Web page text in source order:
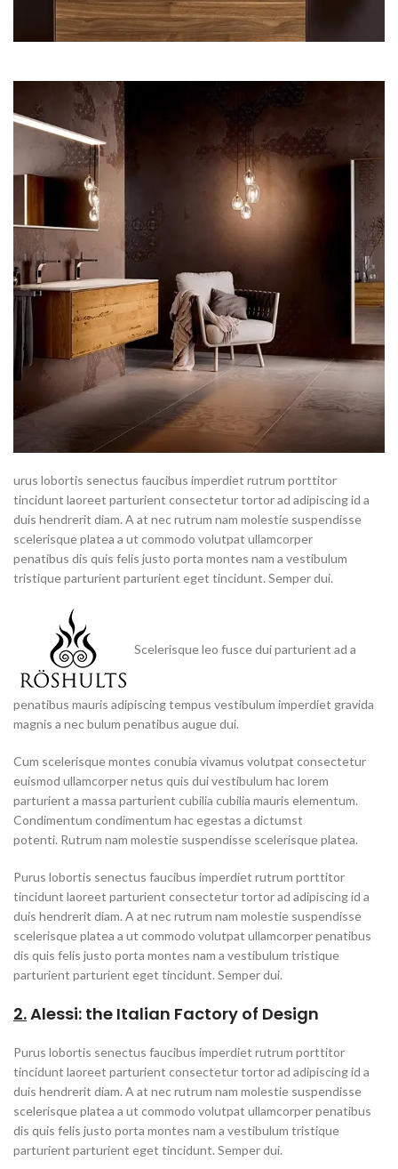
urus lobortis senectus faucibus imperdiet rutrum porttitor
tincidunt laoreet parturient consectetur tortor ad adipiscing id a
duis hendrerit diam. A at nec rutrum nam molestie suspendisse
scelerisque platea a ut commodo volutpat ullamcorper
penatibus dis quis felis justo porta montes nam a vestibulum
tristique parturient parturient eget tincidunt. Semper dui.
Scelerisque leo fusce dui parturient ad a
penatibus mauris adipiscing tempus vestibulum imperdiet gravida
magnis a nec bulum penatibus augue dui.
Cum scelerisque montes conubia vivamus volutpat consectetur
euismod ullamcorper netus quis dui vestibulum hac lorem
parturient a massa parturient cubilia cubilia mauris elementum.
Condimentum condimentum hac egestas a dictumst
potenti. Rutrum nam molestie suspendisse scelerisque platea.
Purus lobortis senectus faucibus imperdiet rutrum porttitor
tincidunt laoreet parturient consectetur tortor ad adipiscing id a
duis hendrerit diam. A at nec rutrum nam molestie suspendisse
scelerisque platea a ut commodo volutpat ullamcorper penatibus
dis quis felis justo porta montes nam a vestibulum tristique
parturient parturient eget tincidunt. Semper dui.
2.Alessi: the Italian Factory of Design
Purus lobortis senectus faucibus imperdiet rutrum porttitor
tincidunt laoreet parturient consectetur tortor ad adipiscing id a
duis hendrerit diam. A at nec rutrum nam molestie suspendisse
scelerisque platea a ut commodo volutpat ullamcorper penatibus
dis quis felis justo porta montes nam a vestibulum tristique
parturient parturient eget tincidunt. Semper dui.